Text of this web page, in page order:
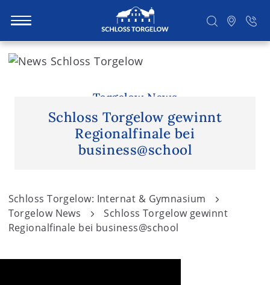
S
Torgelow News
Schloss Torgelow gewinnt
Regionalfinale bei
business@school
Schloss Torgelow: Internat & Gymnasium
Torgelow News
Schloss Torgelow gewinnt
Regionalfinale bei business@school